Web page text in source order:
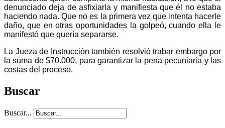
denunciado deja de asfixiarla y manifiesta que él no estaba
haciendo nada. Que no es la primera vez que intenta hacerle
daño, que en otras oportunidades la golpeó, cuando ella le
manifestó que quería separarse.
La Jueza de Instrucción también resolvió trabar embargo por
la suma de $70.000, para garantizar la pena pecuniaria y las
costas del proceso.
Buscar
Buscar...